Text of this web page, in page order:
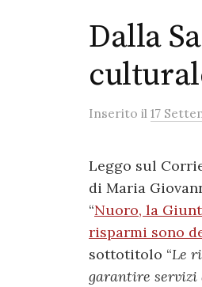
Dalla
Inserito il 17
Leggo sul
di Maria
“Nuoro, la
risparmi sono
sottotitolo “Le
garantire servizi